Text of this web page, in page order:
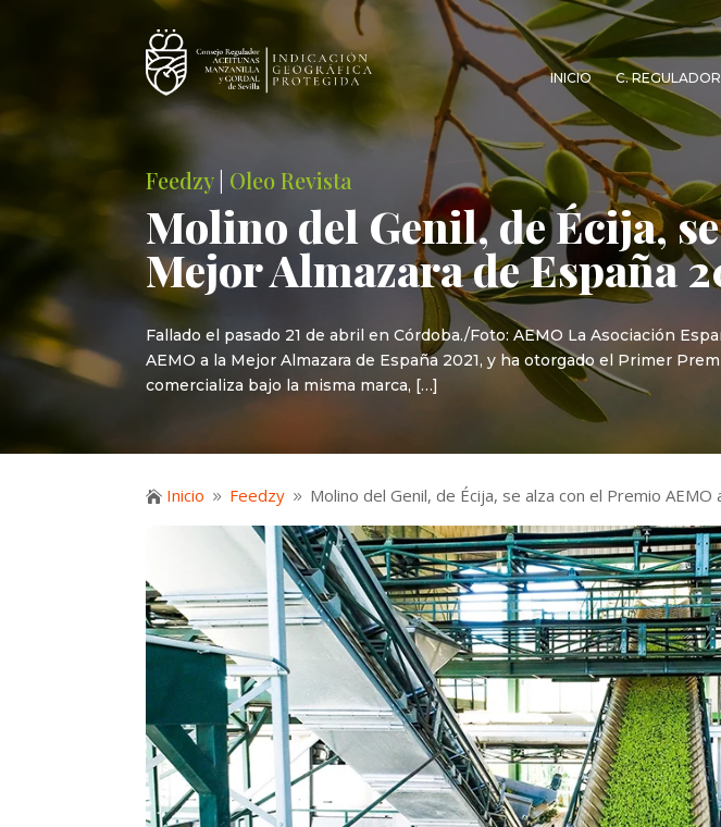
INICIO C. REGULADOR
Feedzy| Oleo Revista
Molino del Genil, de Écija,
Mejor Almazara de España
Fallado el pasado 21 de abril en Córdoba./Foto: AEMO La Asociación
AEMO a la Mejor Almazara de España 2021, y ha otorgado el Primer
comercializa bajo la misma marca, […]
 Inicio 9 Feedzy 9 Molino del Genil, de Écija, se alza con el Premio